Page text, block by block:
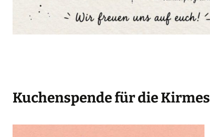
Kuchenspende für die Kirmes